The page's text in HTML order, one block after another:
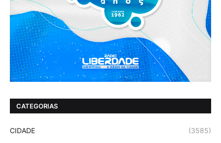
CATEGORIAS
CIDADE (3585)